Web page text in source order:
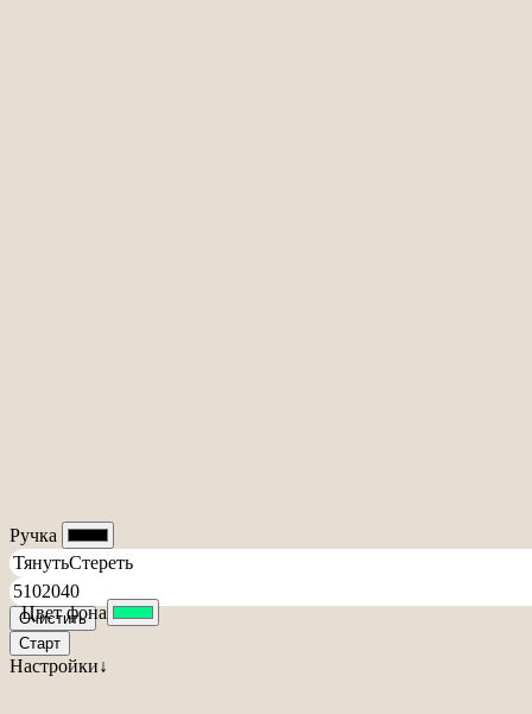
Ручка
Очистить
Старт
Настройки↓
Цвет фона